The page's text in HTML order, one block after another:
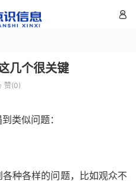

几个很关键
赞(0)
类似问题：
种各样的问题，比如观众不